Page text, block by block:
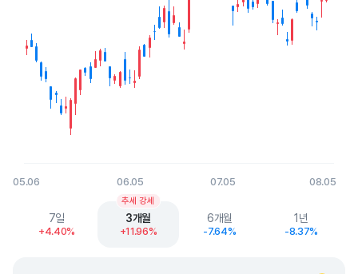
05.06 06.05 07.05 08.05
End of interactive chart.
7일
+4.40%
3개월
+11.96%
추세 강세
6개월
-7.64%
1년
-8.37%